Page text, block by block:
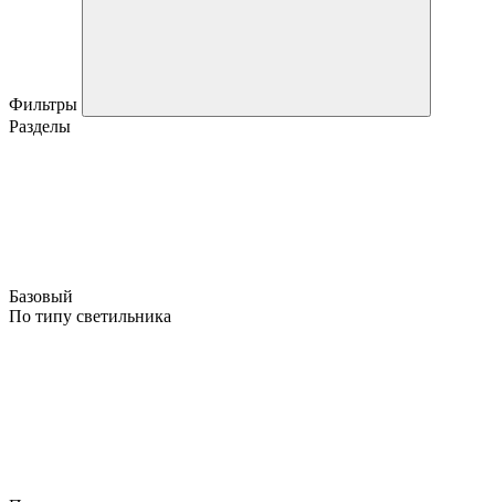
Фильтры
Разделы
Базовый
По типу светильника